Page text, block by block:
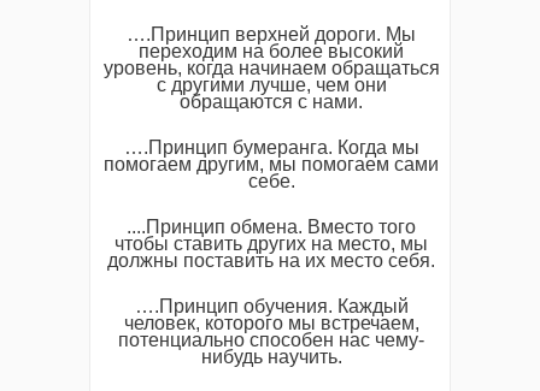
….Принцип верхней дороги. Мы
переходим на более высокий
уровень, когда начинаем обращаться
с другими лучше, чем они
обращаются с нами.
….Принцип бумеранга. Когда мы
помогаем другим, мы помогаем сами
себе.
....Принцип обмена. Вместо того
чтобы ставить других на место, мы
должны поставить на их место себя.
….Принцип обучения. Каждый
человек, которого мы встречаем,
потенциально способен нас чему-
нибудь научить.